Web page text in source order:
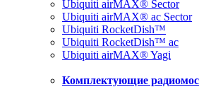
Ubiquiti airMAX® Sector
Ubiquiti airMAX® ac Sector
Ubiquiti RocketDish™
Ubiquiti RocketDish™ ac
Ubiquiti airMAX® Yagi
Комплектующие